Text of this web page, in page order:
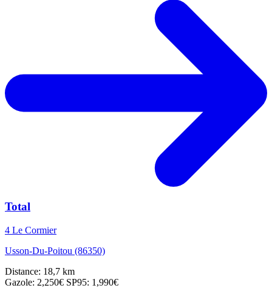
Total
4 Le Cormier
Usson-Du-Poitou (86350)
Distance: 18,7 km
Gazole: 2,250€ SP95: 1,990€